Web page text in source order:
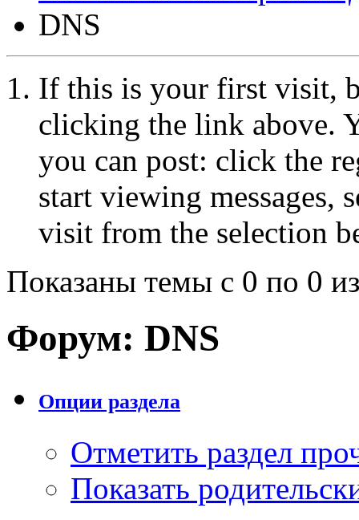
DNS
If this is your first visit,
clicking the link above.
you can post: click the
start viewing messages,
visit from the selection
Показаны темы с 0 по 0
Форум: DNS
Опции раздела
Отметить раздел
Показать